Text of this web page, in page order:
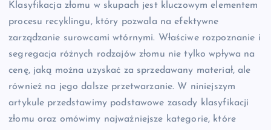
Klasyfikacja złomu w skupach jest kluczowym elementem
procesu recyklingu, który pozwala na efektywne
zarządzanie surowcami wtórnymi. Właściwe rozpoznanie i
segregacja różnych rodzajów złomu nie tylko wpływa na
cenę, jaką można uzyskać za sprzedawany materiał, ale
również na jego dalsze przetwarzanie. W niniejszym
artykule przedstawimy podstawowe zasady klasyfikacji
złomu oraz omówimy najważniejsze kategorie, które